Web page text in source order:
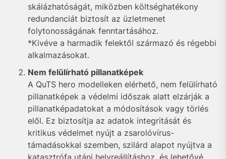
skálázhatóságát, miközben költséghatékony
redundanciát biztosít az üzletmenet
folytonosságának fenntartásához.
*Kivéve a harmadik felektől származó és régebbi
alkalmazásokat.
Nem felülírható pillanatképek
A QuTS hero modelleken elérhető, nem felülírható
pillanatképek a védelmi időszak alatt elzárják a
pillanatképadatokat a módosítások vagy törlés
elől. Ez biztosítja az adatok integritását és
kritikus védelmet nyújt a zsarolóvírus-
támadásokkal szemben, szilárd alapot nyújtva a
katasztrófa utáni helyreállításhoz, és lehetővé